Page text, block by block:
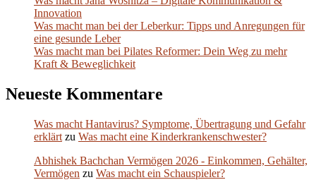
Innovation
Was macht man bei der Leberkur: Tipps und Anregungen für
eine gesunde Leber
Was macht man bei Pilates Reformer: Dein Weg zu mehr
Kraft & Beweglichkeit
Neueste Kommentare
Was macht Hantavirus? Symptome, Übertragung und Gefahr
erklärt zu Was macht eine Kinderkrankenschwester?
Abhishek Bachchan Vermögen 2026 - Einkommen, Gehälter,
Vermögen zu Was macht ein Schauspieler?